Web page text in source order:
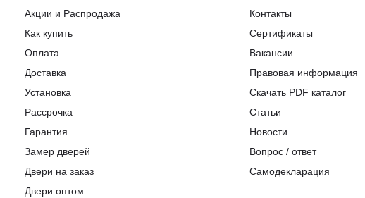
Акции и Распродажа
Как купить
Оплата
Доставка
Установка
Рассрочка
Гарантия
Замер дверей
Двери на заказ
Двери оптом
Контакты
Сертификаты
Вакансии
Правовая информация
Скачать PDF каталог
Статьи
Новости
Вопрос / ответ
Самодекларация